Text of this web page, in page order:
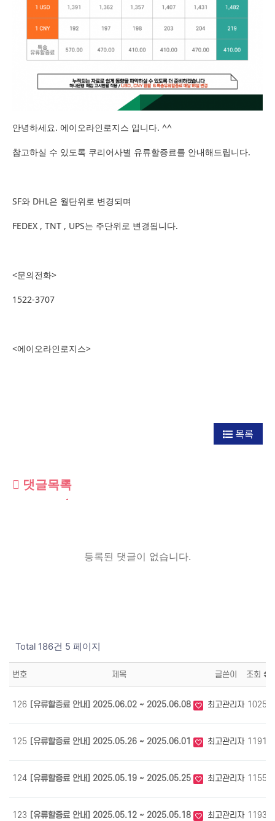
안녕하세요. 에이오라인로지스 입니다. ^^
참고하실 수 있도록 쿠리어사별 유류할증료를 안내해드립니다.
SF와 DHL은 월단위로 변경되며
FEDEX , TNT , UPS는 주단위로 변경됩니다.
<문의전화>
1522-3707
<에이오라인로지스>
목록
댓글목록
등록된 댓글이 없습니다.
Total 186건 5 페이지
번호 제목 글쓴이 조회
126 [유류할증료 안내] 2025.06.02 ~ 2025.06.08 최고관리자 1025
125 [유류할증료 안내] 2025.05.26 ~ 2025.06.01 최고관리자 1191
124 [유류할증료 안내] 2025.05.19 ~ 2025.05.25 최고관리자 1155
123 [유류할증료 안내] 2025.05.12 ~ 2025.05.18 최고관리자 1193